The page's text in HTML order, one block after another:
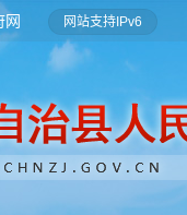
网 网站支持IPv6